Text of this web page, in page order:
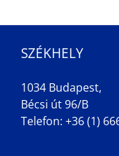
SZÉKHELY
1034 Budapest,
Bécsi út 96/B
Telefon: +36 (1)